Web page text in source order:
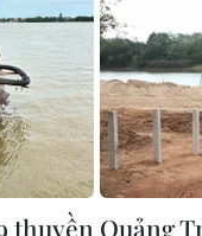
thuyền Quảng